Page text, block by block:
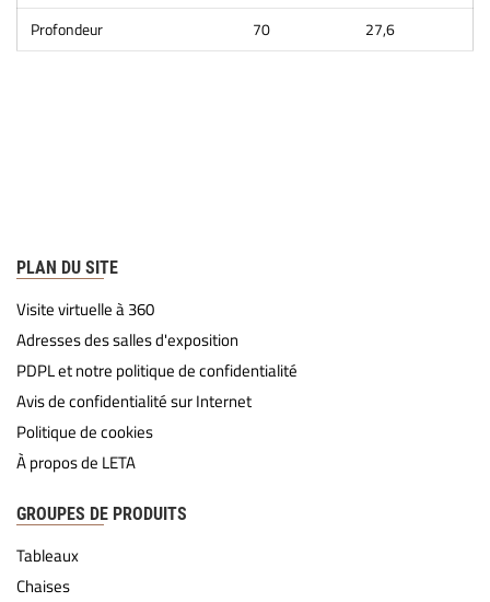
Profondeur
70 27,6
PLAN DU SITE
Visite virtuelle à 360
Adresses des salles d'exposition
PDPL et notre politique de confidentialité
Avis de confidentialité sur Internet
Politique de cookies
À propos de LETA
GROUPES DE PRODUITS
Tableaux
Chaises